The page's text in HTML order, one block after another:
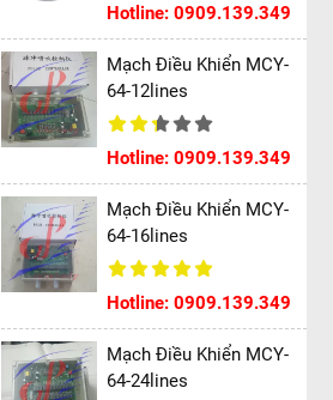
Hotline: 0909.139.349
Mạch Điều Khiển MCY-
64-12lines
Hotline: 0909.139.349
Mạch Điều Khiển MCY-
64-16lines
Hotline: 0909.139.349
Mạch Điều Khiển MCY-
64-24lines